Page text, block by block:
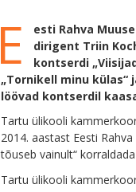
E
esti Rahva
dirigent Triin
kontserdi
„Tornikell minu
löövad kontserdil
Tartu ülikooli
2014. aastast Eesti
tõuseb vainult“
Tartu ülikooli